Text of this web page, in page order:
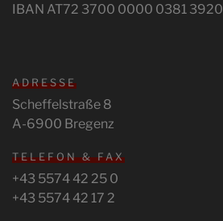
IBAN AT72 3700 0000 0381 3920
ADRESSE
Scheffelstraße 8
A-6900 Bregenz
TELEFON & FAX
+43 5574 42 25 0
+43 5574 42 17 2